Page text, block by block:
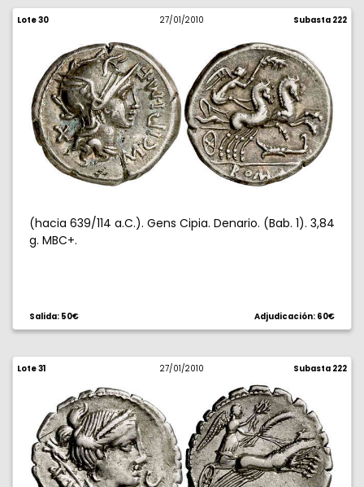
Lote 30 27/01/2010 Subasta 222
(hacia 639/114 a.C.). Gens Cipia. Denario. (Bab. 1). 3,84
g. MBC+.
Salida: 50€ Adjudicación: 60€
Lote 31 27/01/2010 Subasta 222